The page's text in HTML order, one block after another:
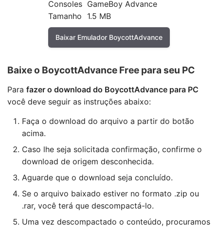
Consoles GameBoy Advance
Tamanho
1.5 MB
Baixar Emulador BoycottAdvance
Baixe o BoycottAdvance Free para seu PC
Para fazer o download do BoycottAdvance para PC
você deve seguir as instruções abaixo:
Faça o download do arquivo a partir do botão
acima.
Caso lhe seja solicitada confirmação, confirme o
download de origem desconhecida.
Aguarde que o download seja concluído.
Se o arquivo baixado estiver no formato .zip ou
.rar, você terá que descompactá-lo.
Uma vez descompactado o conteúdo, procuramos